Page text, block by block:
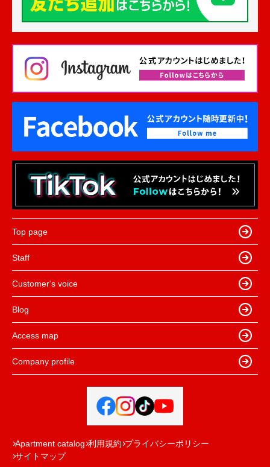
Top page
Staff
Customer's voice
Blog
Access map
Company profile
Apartment catalog 利用規約 プライバシーポリシー
サイトマップ